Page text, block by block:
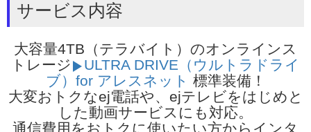
サービス内容
大容量4TB（テラバイト）のオンラインス
トレージ
ULTRA DRIVE（ウルトラドライ
ブ）for アレスネット 標準装備！
大変おトクなej電話や、ejテレビをはじめと
した動画サービスにも対応。
通信費用をおトクに使いたい方からインタ